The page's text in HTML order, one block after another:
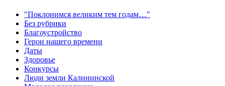
"Поклонимся великим тем годам…"
Без рубрики
Благоустройство
Герои нашего времени
Даты
Здоровье
Конкурсы
Люди земли Калининской